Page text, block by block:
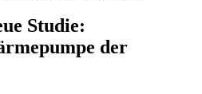
Studie:
der